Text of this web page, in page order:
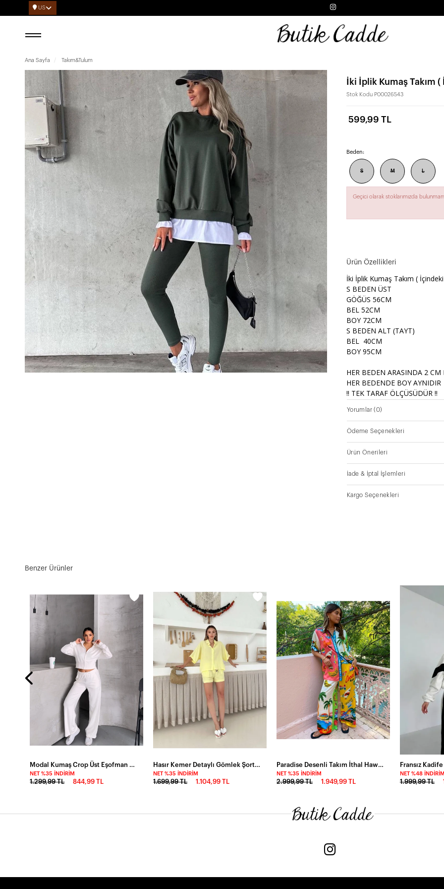
US
Ana Sayfa Takım&Tulum
İki İplik Kumaş Takım
Stok Kodu P00026543
599,99 TL
Beden:
S M L
Geçici olarak stoklarımızda
Ürün Özellikleri
İki İplik Kumaş Takım (
S BEDEN ÜST
GÖĞÜS 56CM
BEL 52CM
BOY 72CM
S BEDEN ALT (TAYT)
BEL 40CM
BOY 95CM
HER BEDEN ARASINDA 2 CM
HER BEDENDE BOY AYNIDIR
!! TEK TARAF ÖLÇÜSÜDÜR !!
Yorumlar(0)
Ödeme Seçenekleri
Ürün Önerileri
İade & İptal İşlemleri
Kargo Seçenekleri
Benzer Ürünler
Modal Kumaş Crop Üst Eşofman Takım Beyaz
NET %35 İNDIRIM
1.299,99 TL 844,99 TL
Hasır Kemer Detaylı Gömlek Şort Alt Üst Takım Sarı
NET %35 İNDIRIM
1.699,99 TL 1.104,99 TL
Paradise Desenli Takım İthal Hawai Kumas
NET %35 İNDIRIM
2.999,99 TL 1.949,99 TL
NET %48 İNDIRIM
1.999,99 TL